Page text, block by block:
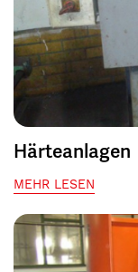
Härteanlagen
MEHR LESEN